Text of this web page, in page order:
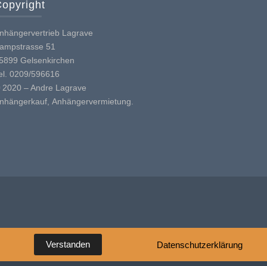
Lagrave
51
Gelsenkirchen
0209/596616
– Andre Lagrave
Anhängervermietung.
Verstanden Datenschutzerklärung